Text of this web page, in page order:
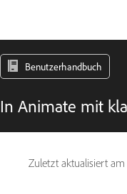
Benutzerhandbuch
In Animate mit
Zuletzt aktualisiert am